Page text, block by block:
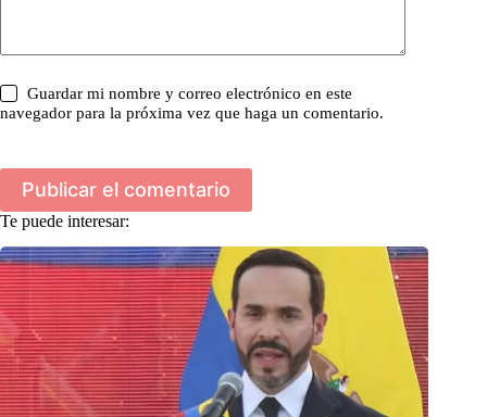
Guardar mi nombre y correo electrónico en este
navegador para la próxima vez que haga un comentario.
Publicar el comentario
Te puede interesar: